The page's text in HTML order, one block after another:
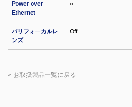
Power over
Ethernet
○
バリフォーカルレ
ンズ
Off
« お取扱製品一覧に戻る